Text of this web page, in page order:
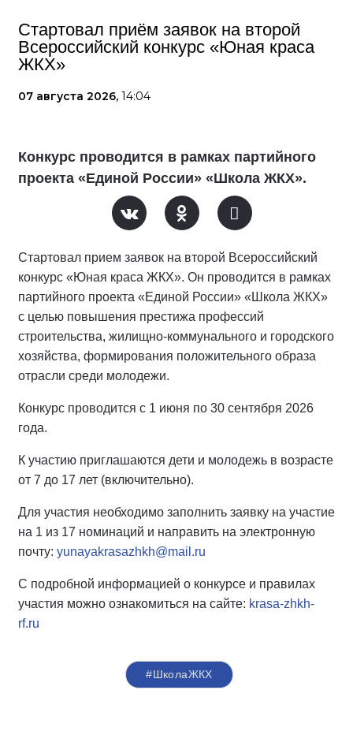
Стартовал приём заявок на второй
Всероссийский конкурс «Юная краса
ЖКХ»
07 августа 2026, 14:04
Конкурс проводится в рамках партийного
проекта «Единой России» «Школа ЖКХ».
Стартовал прием заявок на второй Всероссийский
конкурс «Юная краса ЖКХ». Он проводится в рамках
партийного проекта «Единой России» «Школа ЖКХ»
с целью повышения престижа профессий
строительства, жилищно-коммунального и городского
хозяйства, формирования положительного образа
отрасли среди молодежи.
Конкурс проводится с 1 июня по 30 сентября 2026
года.
К участию приглашаются дети и молодежь в возрасте
от 7 до 17 лет (включительно).
Для участия необходимо заполнить заявку на участие
на 1 из 17 номинаций и направить на электронную
почту: yunayakrasazhkh@mail.ru
С подробной информацией о конкурсе и правилах
участия можно ознакомиться на сайте: krasa-zhkh-
rf.ru
#ШколаЖКХ